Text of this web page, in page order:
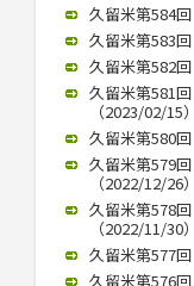
久留米第584
久留米第583
久留米第582
久留米第581
（2023/02/15）
久留米第580
久留米第579
（2022/12/26）
久留米第578
（2022/11/30）
久留米第577
久留米第576